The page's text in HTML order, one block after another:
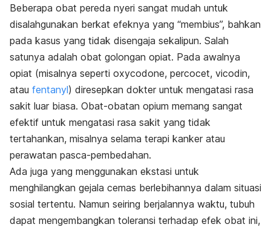
Beberapa obat pereda nyeri sangat mudah untuk
disalahgunakan berkat efeknya yang “membius”, bahkan
pada kasus yang tidak disengaja sekalipun. Salah
satunya adalah obat golongan opiat. Pada awalnya
opiat (misalnya seperti oxycodone, percocet, vicodin,
atau fentanyl) diresepkan dokter untuk mengatasi rasa
sakit luar biasa. Obat-obatan opium memang sangat
efektif untuk mengatasi rasa sakit yang tidak
tertahankan, misalnya selama terapi kanker atau
perawatan pasca-pembedahan.
Ada juga yang menggunakan ekstasi untuk
menghilangkan gejala cemas berlebihannya dalam situasi
sosial tertentu. Namun seiring berjalannya waktu, tubuh
dapat mengembangkan toleransi terhadap efek obat ini,